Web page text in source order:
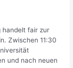
handelt fair zur
Zwischen 11:30
und nach neuen